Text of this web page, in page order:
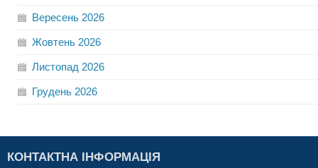
Вересень 2026
Жовтень 2026
Листопад 2026
Грудень 2026
КОНТАКТНА ІНФОРМАЦІЯ